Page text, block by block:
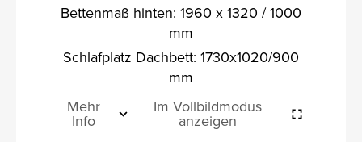
Bettenmaß hinten: 1960 x 1320 / 1000
mm
Schlafplatz Dachbett: 1730x1020/900
mm
Mehr
Info
Im Vollbildmodus
anzeigen